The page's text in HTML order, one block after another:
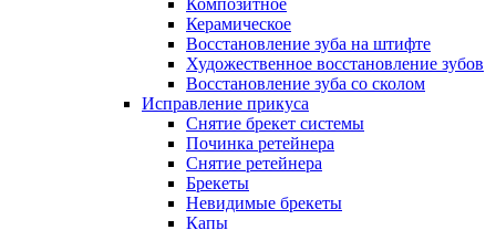
Композитное
Керамическое
Восстановление зуба на штифте
Художественное восстановление зубов
Восстановление зуба со сколом
Исправление прикуса
Снятие брекет системы
Починка ретейнера
Снятие ретейнера
Брекеты
Невидимые брекеты
Капы